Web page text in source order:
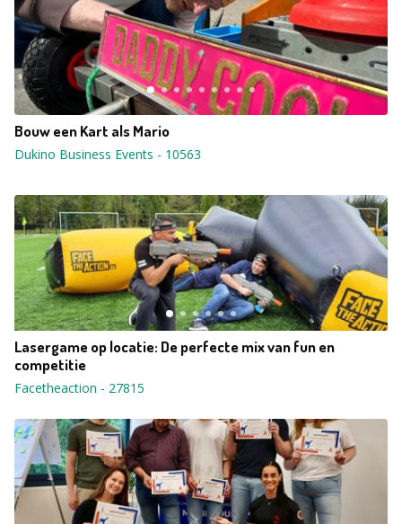
Bouw een Kart als Mario
Dukino Business Events - 10563
Lasergame op locatie: De perfecte mix van fun en
competitie
Facetheaction - 27815